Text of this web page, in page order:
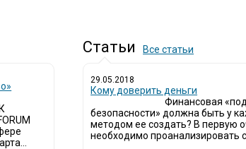
Статьи Все статьи
29.05.2018
Кому доверить деньги
Финансовая
безопасности» должна быть у
методом ее создать? В первую
необходимо проанализировать